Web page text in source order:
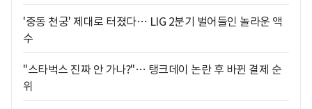
'중동 천궁' 제대로 터졌다… LIG 2분기 벌어들인 놀라운 액
수
"스타벅스 진짜 안 가나?"… 탱크데이 논란 후 바뀐 결제 순
위